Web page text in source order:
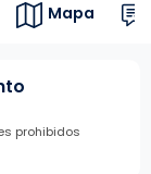
Mapa
prohibidos